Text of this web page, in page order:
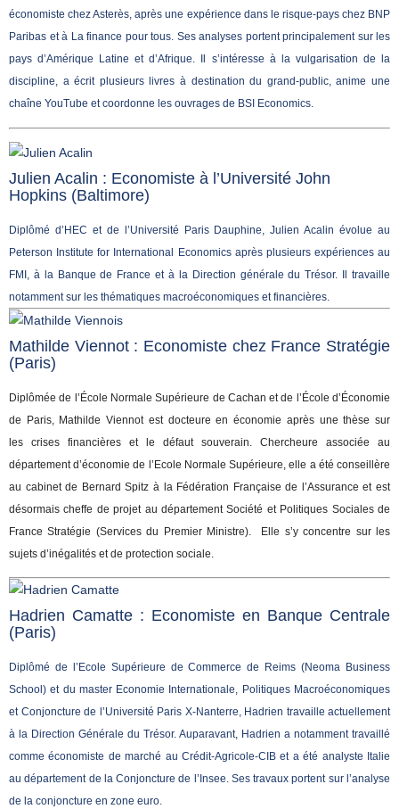
économiste chez Asterès, après une expérience dans le risque-pays chez BNP
Paribas et à La finance pour tous. Ses analyses portent principalement sur les
pays d’Amérique Latine et d’Afrique. Il s’intéresse à la vulgarisation de la
discipline, a écrit plusieurs livres à destination du grand-public, anime une
chaîne YouTube et coordonne les ouvrages de BSI Economics.
Julien Acalin : Economiste à l’Université John
Hopkins (Baltimore)
Diplômé d’HEC et de l’Université Paris Dauphine, Julien Acalin évolue au
Peterson Institute for International Economics après plusieurs expériences au
FMI, à la Banque de France et à la Direction générale du Trésor. Il travaille
notamment sur les thématiques macroéconomiques et financières.
Mathilde Viennot : Economiste chez France Stratégie
(Paris)
Diplômée de l’École Normale Supérieure de Cachan et de l’École d’Économie
de Paris, Mathilde Viennot est docteure en économie après une thèse sur
les crises financières et le défaut souverain. Chercheure associée au
département d’économie de l’Ecole Normale Supérieure, elle a été conseillère
au cabinet de Bernard Spitz à la Fédération Française de l’Assurance et est
désormais cheffe de projet au département Société et Politiques Sociales de
France Stratégie (Services du Premier Ministre). Elle s’y concentre sur les
sujets d’inégalités et de protection sociale.
Hadrien Camatte : Economiste en Banque Centrale
(Paris)
Diplômé de l’Ecole Supérieure de Commerce de Reims (Neoma Business
School) et du master Economie Internationale, Politiques Macroéconomiques
et Conjoncture de l’Université Paris X-Nanterre, Hadrien travaille actuellement
à la Direction Générale du Trésor. Auparavant, Hadrien a notamment travaillé
comme économiste de marché au Crédit-Agricole-CIB et a été analyste Italie
au département de la Conjoncture de l’Insee. Ses travaux portent sur l’analyse
de la conjoncture en zone euro.